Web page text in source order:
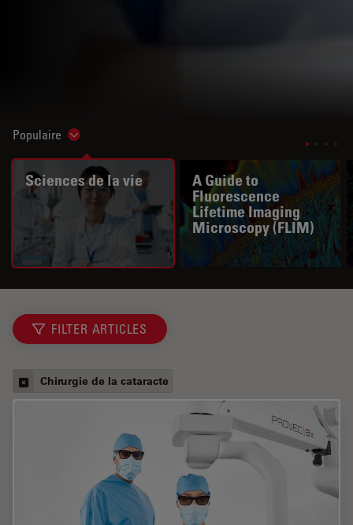
Populaire Show subnavigation
Sciences de la vie
A Guide to
Fluorescence
Lifetime Imaging
Microscopy (FLIM)
FILTER ARTICLES
Chirurgie de la cataracte